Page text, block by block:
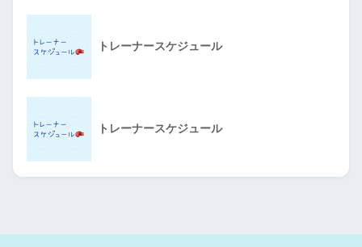
トレーナースケジュール
トレーナースケジュール